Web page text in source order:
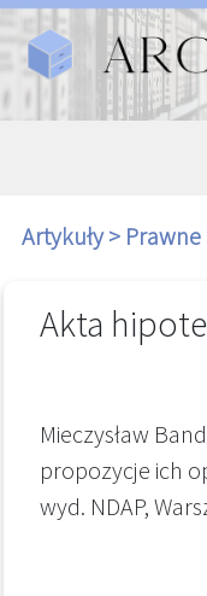
Artykuły > Prawne
Akta
Mieczysław
propozycje ich
wyd. NDAP,